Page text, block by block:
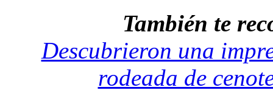
También te
Descubrieron una
rodeada de